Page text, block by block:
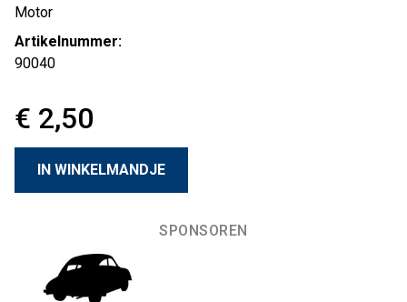
Motor
Artikelnummer:
90040
€ 2,50
SPONSOREN